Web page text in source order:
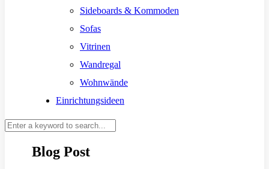
Sideboards & Kommoden
Sofas
Vitrinen
Wandregal
Wohnwände
Einrichtungsideen
Blog Post